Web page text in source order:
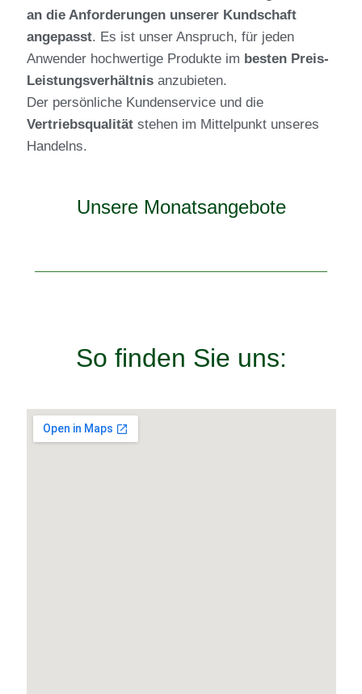
an die Anforderungen unserer Kundschaft
angepasst. Es ist unser Anspruch, für jeden
Anwender hochwertige Produkte im besten Preis-
Leistungsverhältnisanzubieten.
Der persönliche Kundenservice und die
Vertriebsqualitätstehen im Mittelpunkt unseres
Handelns.
Unsere Monatsangebote
So finden Sie uns: